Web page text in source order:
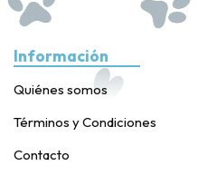
Información
Quiénes somos
Términos y Condiciones
Contacto